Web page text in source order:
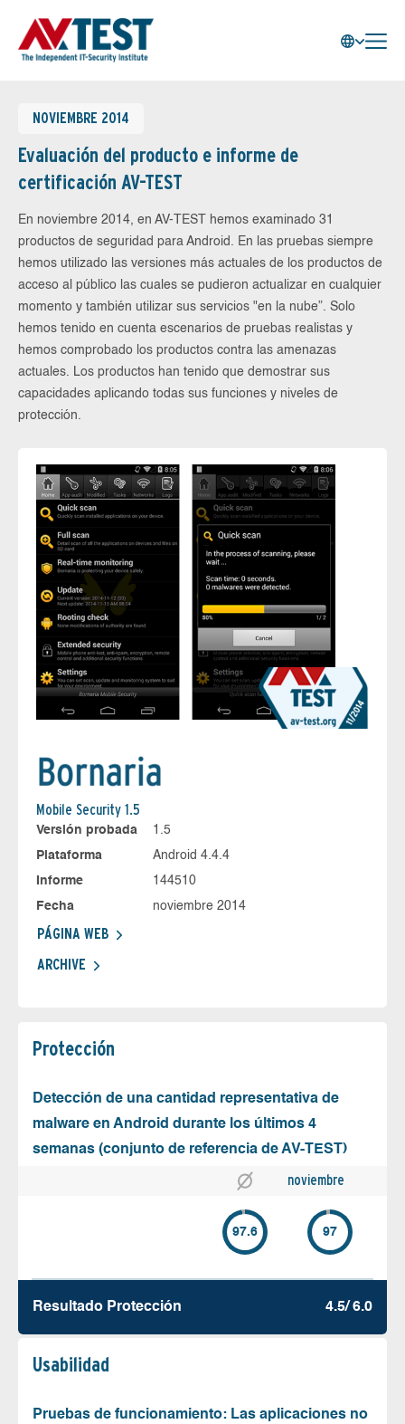
NOVIEMBRE 2014
Evaluación del producto e informe de
certificación AV-TEST
En noviembre 2014, en AV-TEST hemos examinado 31
productos de seguridad para Android. En las pruebas siempre
hemos utilizado las versiones más actuales de los productos de
acceso al público las cuales se pudieron actualizar en cualquier
momento y también utilizar sus servicios "en la nube”. Solo
hemos tenido en cuenta escenarios de pruebas realistas y
hemos comprobado los productos contra las amenazas
actuales. Los productos han tenido que demostrar sus
capacidades aplicando todas sus funciones y niveles de
protección.
Mobile Security 1.5
Versión probada
1.5
Plataforma
Android 4.4.4
Informe
144510
Fecha
noviembre 2014
PÁGINA WEB
ARCHIVE
Protección
Detección de una cantidad representativa de
malware en Android durante los últimos 4
semanas (conjunto de referencia de AV-TEST)
noviembre
97.6 97
Resultado Protección 4.5/ 6.0
Usabilidad
Pruebas de funcionamiento: Las aplicaciones no